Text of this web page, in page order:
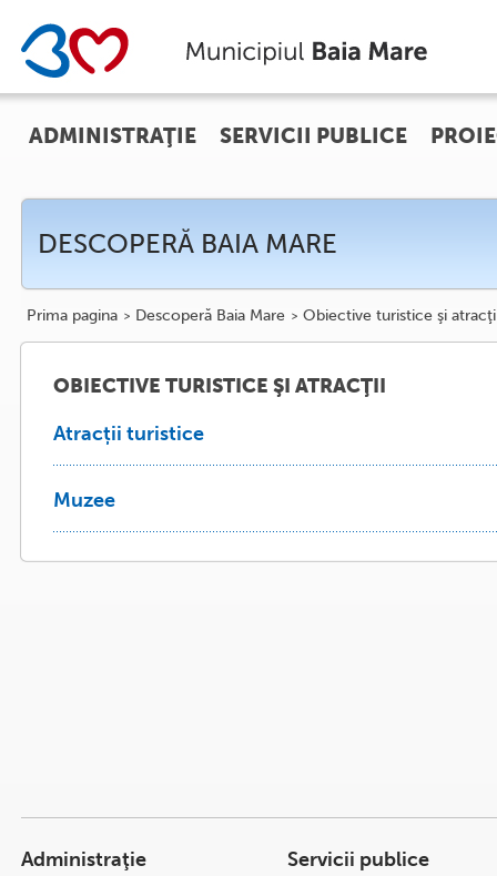
DESCOPERĂ BAIA MARE
Prima pagina Descoperă Baia Mare Obiective turistice şi
OBIECTIVE TURISTICE ŞI ATRACŢII
Atracții turistice
Muzee
Administraţie Servicii publice
ADMINISTRAŢIE SERVICII PUBLICE